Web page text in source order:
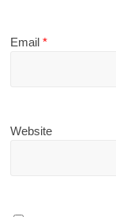
Email*
Website